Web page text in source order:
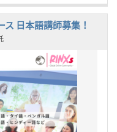
日本語講師募集！